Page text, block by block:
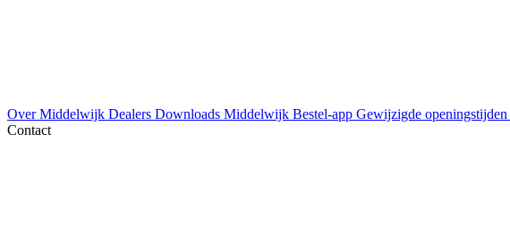
Over Middelwijk Dealers Downloads Middelwijk Bestel-app Gewijzigde openingstijden
Contact